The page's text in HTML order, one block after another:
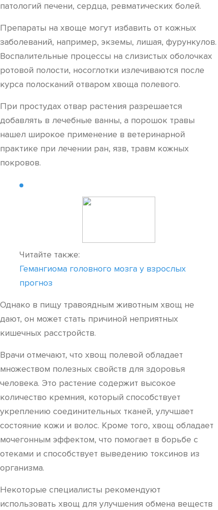
патологий печени, сердца, ревматических болей.
Препараты на хвоще могут избавить от кожных
заболеваний, например, экземы, лишая, фурункулов.
Воспалительные процессы на слизистых оболочках
ротовой полости, носоглотки излечиваются после
курса полосканий отваром хвоща полевого.
При простудах отвар растения разрешается
добавлять в лечебные ванны, а порошок травы
нашел широкое применение в ветеринарной
практике при лечении ран, язв, травм кожных
покровов.
Читайте также:
Гемангиома головного мозга у взрослых
прогноз
Однако в пищу травоядным животным хвощ не
дают, он может стать причиной неприятных
кишечных расстройств.
Врачи отмечают, что хвощ полевой обладает
множеством полезных свойств для здоровья
человека. Это растение содержит высокое
количество кремния, который способствует
укреплению соединительных тканей, улучшает
состояние кожи и волос. Кроме того, хвощ обладает
мочегонным эффектом, что помогает в борьбе с
отеками и способствует выведению токсинов из
организма.
Некоторые специалисты рекомендуют
использовать хвощ для улучшения обмена веществ